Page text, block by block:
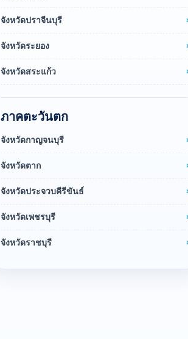
จังหวัดปราจีนบุรี
จังหวัดระยอง
จังหวัดสระแก้ว
ภาคตะวันตก
จังหวัดกาญจนบุรี
จังหวัดตาก
จังหวัดประจวบคีรีขันธ์
จังหวัดเพชรบุรี
จังหวัดราชบุรี